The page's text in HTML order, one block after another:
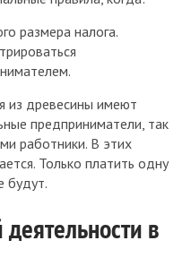
размера налога.
из древесины имеют
предприниматели, так
работники. В этих
Только платить одну
будут.
в